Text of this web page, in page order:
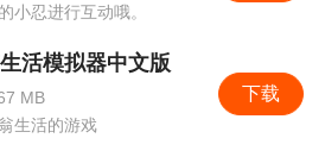
小忍进行互动哦。
下载
活模拟器中文版
MB
生活的游戏